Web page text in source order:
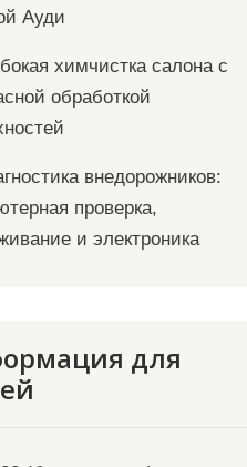
Ауди
химчистка салона с
обработкой
внедорожников:
проверка,
и электроника
для